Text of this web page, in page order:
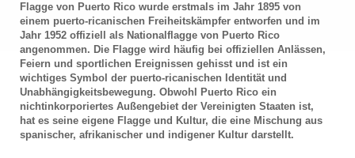
Flagge von Puerto Rico wurde erstmals im Jahr 1895 von
einem puerto-ricanischen Freiheitskämpfer entworfen und im
Jahr 1952 offiziell als Nationalflagge von Puerto Rico
angenommen. Die Flagge wird häufig bei offiziellen Anlässen,
Feiern und sportlichen Ereignissen gehisst und ist ein
wichtiges Symbol der puerto-ricanischen Identität und
Unabhängigkeitsbewegung. Obwohl Puerto Rico ein
nichtinkorporiertes Außengebiet der Vereinigten Staaten ist,
hat es seine eigene Flagge und Kultur, die eine Mischung aus
spanischer, afrikanischer und indigener Kultur darstellt.